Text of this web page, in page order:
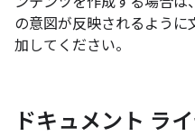
の意図が反映されるよう
加してください。
ドキュメント ラ